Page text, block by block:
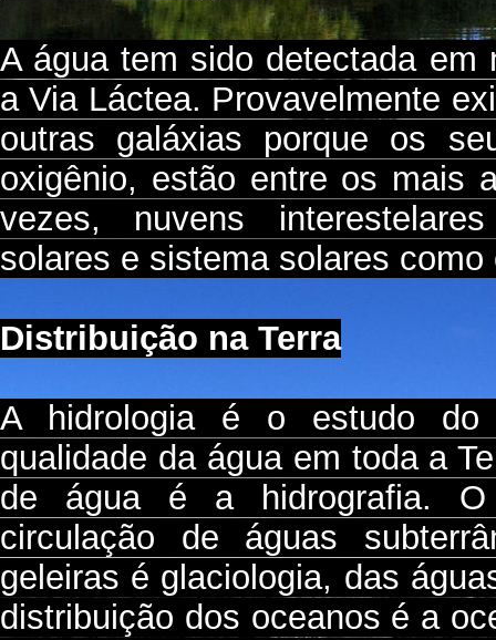
A água tem sido detectada em
a Via Láctea. Provavelmente
outras galáxias porque os
oxigênio, estão entre os mais
vezes, nuvens
solares e sistema solares como
Distribuição na Terra
A hidrologia é o estudo do
qualidade da água em toda a
de água é a hidrografia.
circulação de águas
geleiras é glaciologia, das
distribuição dos oceanos é a